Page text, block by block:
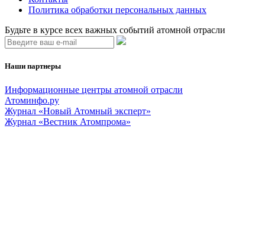
Политика обработки персональных данных
Будьте в курсе всех важных событий атомной отрасли
Наши партнеры
Информационные центры атомной отрасли
Атоминфо.ру
Журнал «Новый Атомный эксперт»
Журнал «Вестник Атомпрома»